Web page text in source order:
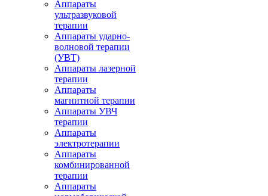
Аппараты
ультразвуковой
терапии
Аппараты ударно-
волновой терапии
(УВТ)
Аппараты лазерной
терапии
Аппараты
магнитной терапии
Аппараты УВЧ
терапии
Аппараты
электротерапии
Аппараты
комбинированной
терапии
Аппараты